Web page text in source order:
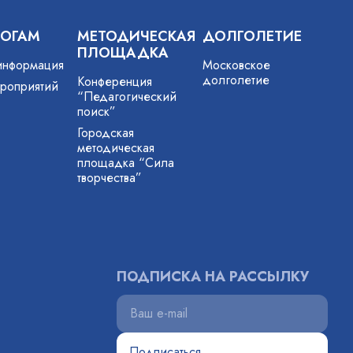
МЕТОДИЧЕСКАЯ
ПЛОЩАДКА
Конференция
“Педагогический
поиск”
Городская
методическая
площадка “Сила
творчества”
ДОЛГОЛЕТИЕ
Московское
долголетие
ПОДПИСКА НА РАССЫЛКУ